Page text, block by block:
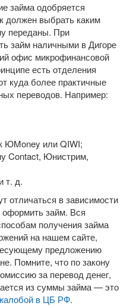
займа одобряется
выбрать каким
переданы. При
займ наличными в Дигоре
офис микрофинансовой
есть отделения
куда более практичные
переводов. Например:
ЮMoney или QIWI;
Contact, Юнистрим,
и т. д.
отличаться в зависимости
займ. Вся
получения займа
на нашем сайте,
предложению
Помните, что по закону
за перевод денег,
из суммы займа — это
в ЦБ РФ.